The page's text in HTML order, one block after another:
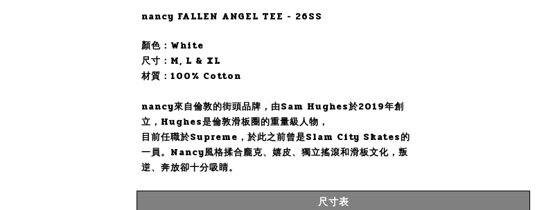
nancy FALLEN ANGEL TEE - 26SS
顏色：White
尺寸：M, L & XL
材質：100% Cotton
nancy來自倫敦的街頭品牌，由Sam Hughes於2019年創
立，Hughes是倫敦滑板圈的重量級人物，
目前任職於Supreme，於此之前曾是Slam City Skates的
一員。Nancy風格揉合龐克、嬉皮、獨立搖滾和滑板文化，叛
逆、奔放卻十分吸睛。
尺寸表